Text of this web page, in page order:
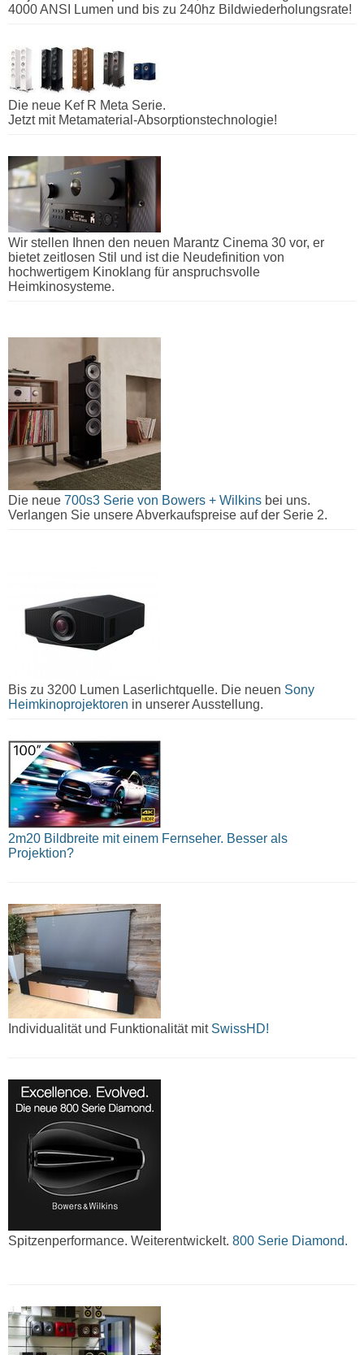
4000 ANSI Lumen und bis zu 240hz Bildwiederholungsrate!
Die neue Kef R Meta Serie.
Jetzt mit Metamaterial-Absorptionstechnologie!
Wir stellen Ihnen den neuen Marantz Cinema 30 vor, er
bietet zeitlosen Stil und ist die Neudefinition von
hochwertigem Kinoklang für anspruchsvolle
Heimkinosysteme.
Die neue 700s3 Serie von Bowers + Wilkins bei uns.
Verlangen Sie unsere Abverkaufspreise auf der Serie 2.
Bis zu 3200 Lumen Laserlichtquelle. Die neuen Sony
Heimkinoprojektoren in unserer Ausstellung.
2m20 Bildbreite mit einem Fernseher. Besser als
Projektion?
Individualität und Funktionalität mitSwissHD!
Spitzenperformance. Weiterentwickelt. 800 Serie Diamond.